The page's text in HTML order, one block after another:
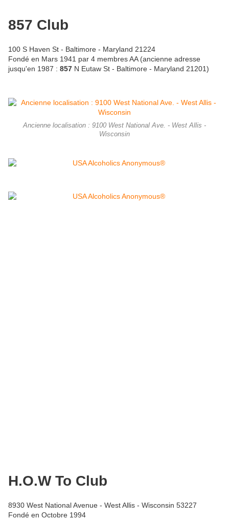
857 Club
100 S Haven St - Baltimore - Maryland 21224
Fondé en Mars 1941 par 4 membres AA (ancienne adresse
jusqu'en 1987 : 857 N Eutaw St - Baltimore - Maryland 21201)
Ancienne localisation : 9100 West National Ave. - West Allis -
Wisconsin
H.O.W To Club
8930 West National Avenue - West Allis - Wisconsin 53227
Fondé en Octobre 1994